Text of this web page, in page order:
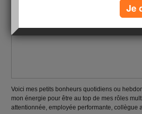
Voici mes petits bonheurs quotidiens ou
mon énergie pour être au top de mes rôles
attentionnée, employée performante, collègue
Je